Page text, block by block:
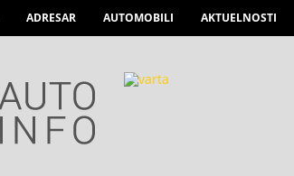
ADRESAR AUTOMOBILI AKTUELNOSTI